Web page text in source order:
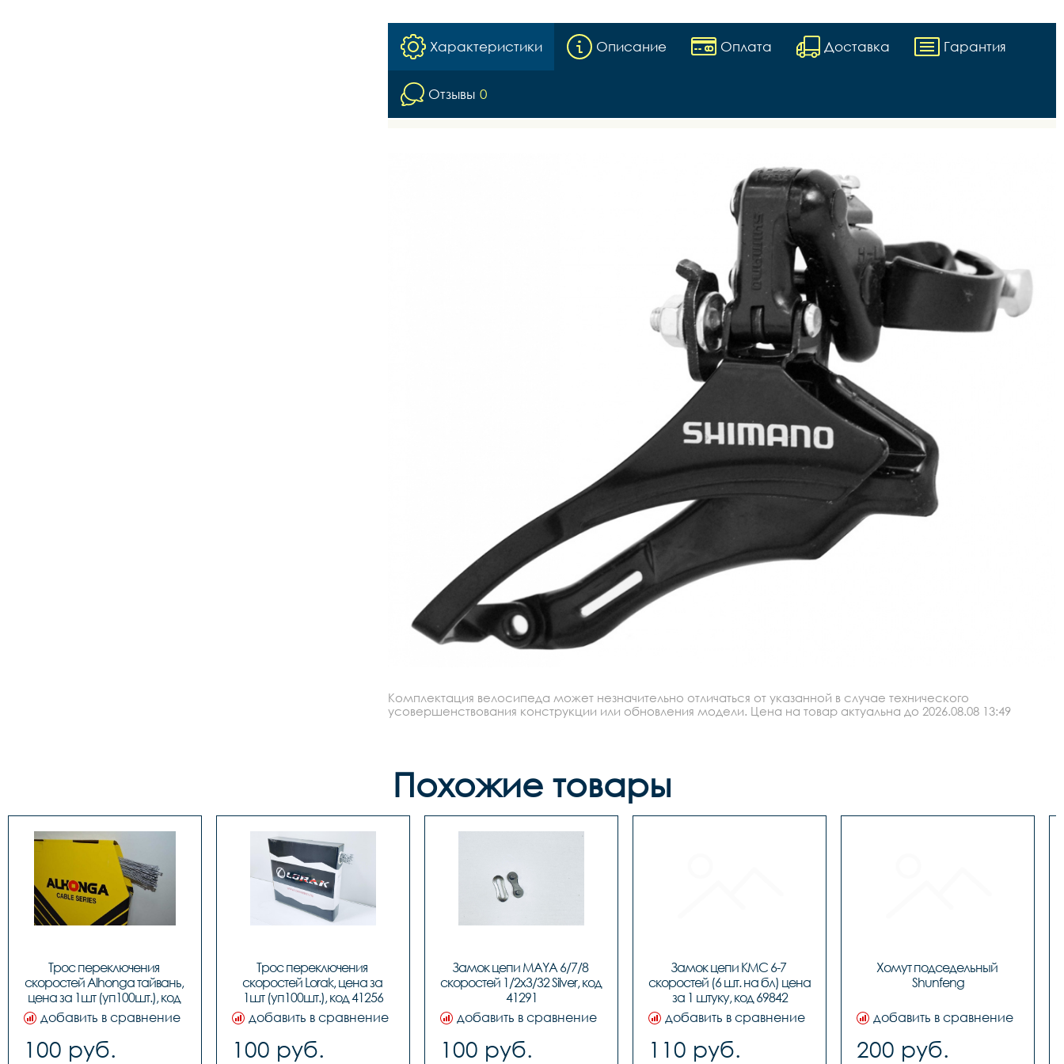
Характеристики Описание Оплата Доставка Гарантия
Отзывы 0
Комплектация велосипеда может незначительно отличаться от указанной в случае технического
усовершенствования конструкции или обновления модели. Цена на товар актуальна до 2026.08.08 13:49
Похожие товары
Трос переключения
скоростей Alhonga тайвань,
цена за 1шт (уп100шт.), код
40708
добавить в сравнение
100 руб.
Трос переключения
скоростей Lorak, цена за
1шт (уп100шт.), код 41256
добавить в сравнение
100 руб.
Замок цепи MAYA 6/7/8
скоростей 1/2x3/32 Silver, код
41291
добавить в сравнение
100 руб.
Замок цепи KMC 6-7
скоростей (6 шт. на бл) цена
за 1 штуку, код 69842
добавить в сравнение
110 руб.
Хомут подседельный
Shunfeng
добавить в сравнение
200 руб.